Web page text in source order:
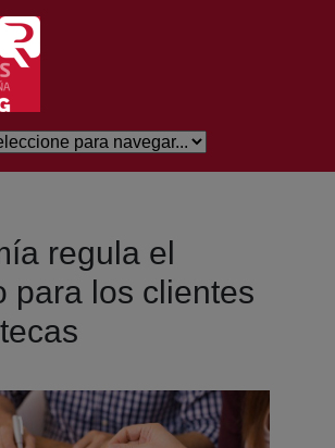
regula el
para los clientes